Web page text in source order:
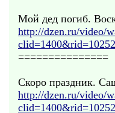
Мой дед погиб.
http://dzen.ru/video/
===============
Скоро праздник.
http://dzen.ru/video/